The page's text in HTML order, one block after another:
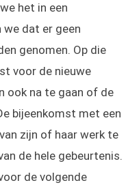
het in een
dat er geen
genomen. Op die
voor de nieuwe
ook na te gaan of de
bijeenkomst met een
zijn of haar werk te
de hele gebeurtenis.
de volgende